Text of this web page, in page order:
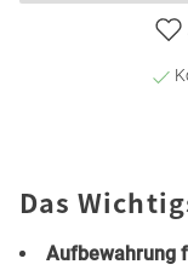
Das
Aufbewahrung